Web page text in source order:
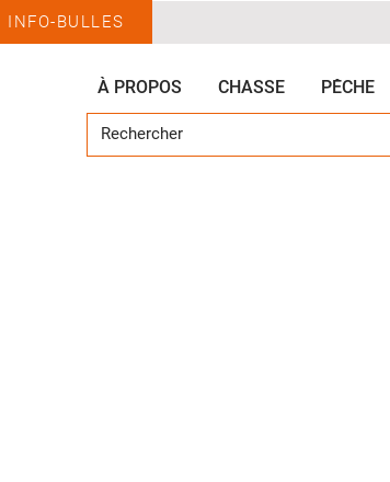
INFO-BULLES
À PROPOS CHASSE PÊCHE